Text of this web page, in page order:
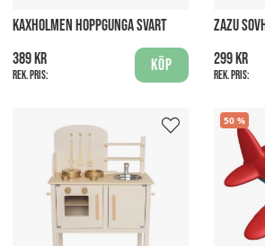
KAXHOLMEN HOPPGUNGA SVART
389 kr
Rek. pris:
Köp
ZAZU
299 kr
Rek. pris:
50